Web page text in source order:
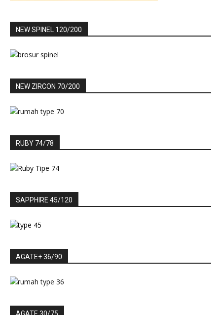
NEW SPINEL 120/200
NEW ZIRCON 70/200
RUBY 74/78
SAPPHIRE 45/120
AGATE+ 36/90
AGATE 30/75